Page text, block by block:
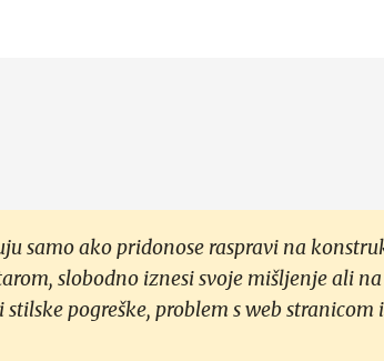
samo ako pridonose raspravi na
slobodno iznesi svoje mišljenje ali
pogreške, problem s web